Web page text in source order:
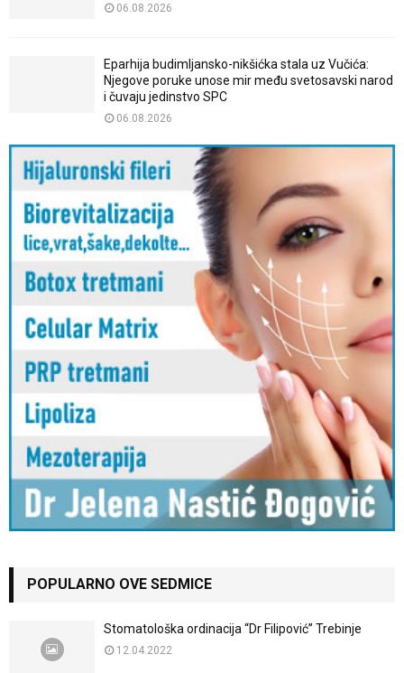
06.08.2026
Eparhija budimljansko-nikšićka stala uz Vučića:
Njegove poruke unose mir među svetosavski narod
i čuvaju jedinstvo SPC
06.08.2026
POPULARNO OVE SEDMICE
Stomatološka ordinacija “Dr Filipović” Trebinje
12.04.2022